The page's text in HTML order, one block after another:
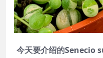
今天要介绍的Senecio